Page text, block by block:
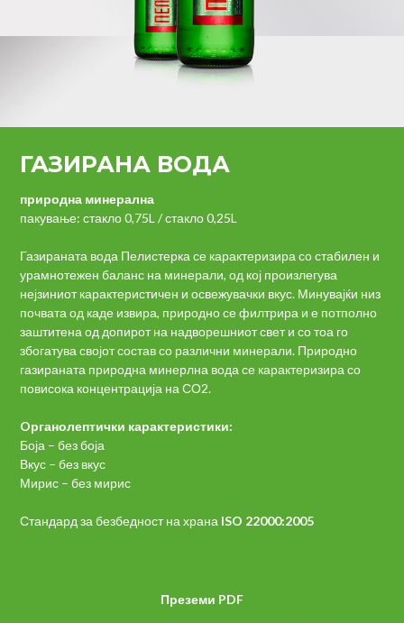
ГАЗИРАНА ВОДА
природна минерална
пакување: стакло 0,75L / стакло 0,25L
Газираната вода Пелистерка се карактеризира со стабилен и
урамнотежен баланс на минерали, од кој произлегува
нејзиниот карактеристичен и освежувачки вкус. Минувајќи низ
почвата од каде извира, природно се филтрира и е потполно
заштитена од допирот на надворешниот свет и со тоа го
збогатува својот состав со различни минерали. Природно
газираната природна минерлна вода се карактеризира со
повисока концентрација на СО2.
Oрганолептички карактеристики:
Боја – без боја
Вкус – без вкус
Мирис – без мирис
Стандард за безбедност на храна ISO 22000:2005
Преземи PDF